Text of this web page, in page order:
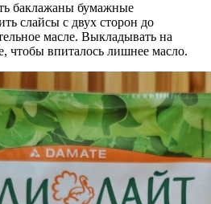
баклажаны бумажные
слайсы с двух сторон до
масле. Выкладывать на
чтобы впиталось лишнее масло.